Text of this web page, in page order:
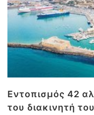
Εντοπισμός 42
του διακινητή